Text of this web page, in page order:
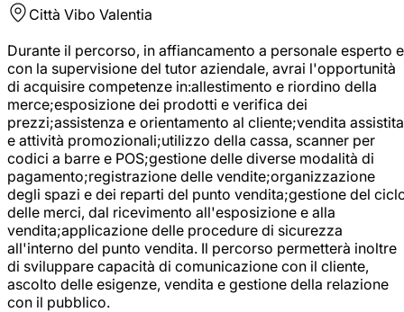
Città Vibo Valentia
Durante il percorso, in affiancamento a personale esperto e
con la supervisione del tutor aziendale, avrai l'opportunità
di acquisire competenze in:allestimento e riordino della
merce;esposizione dei prodotti e verifica dei
prezzi;assistenza e orientamento al cliente;vendita assistita
e attività promozionali;utilizzo della cassa, scanner per
codici a barre e POS;gestione delle diverse modalità di
pagamento;registrazione delle vendite;organizzazione
degli spazi e dei reparti del punto vendita;gestione del
delle merci, dal ricevimento all'esposizione e alla
vendita;applicazione delle procedure di sicurezza
all'interno del punto vendita. Il percorso permetterà inoltre
di sviluppare capacità di comunicazione con il cliente,
ascolto delle esigenze, vendita e gestione della relazione
con il pubblico.